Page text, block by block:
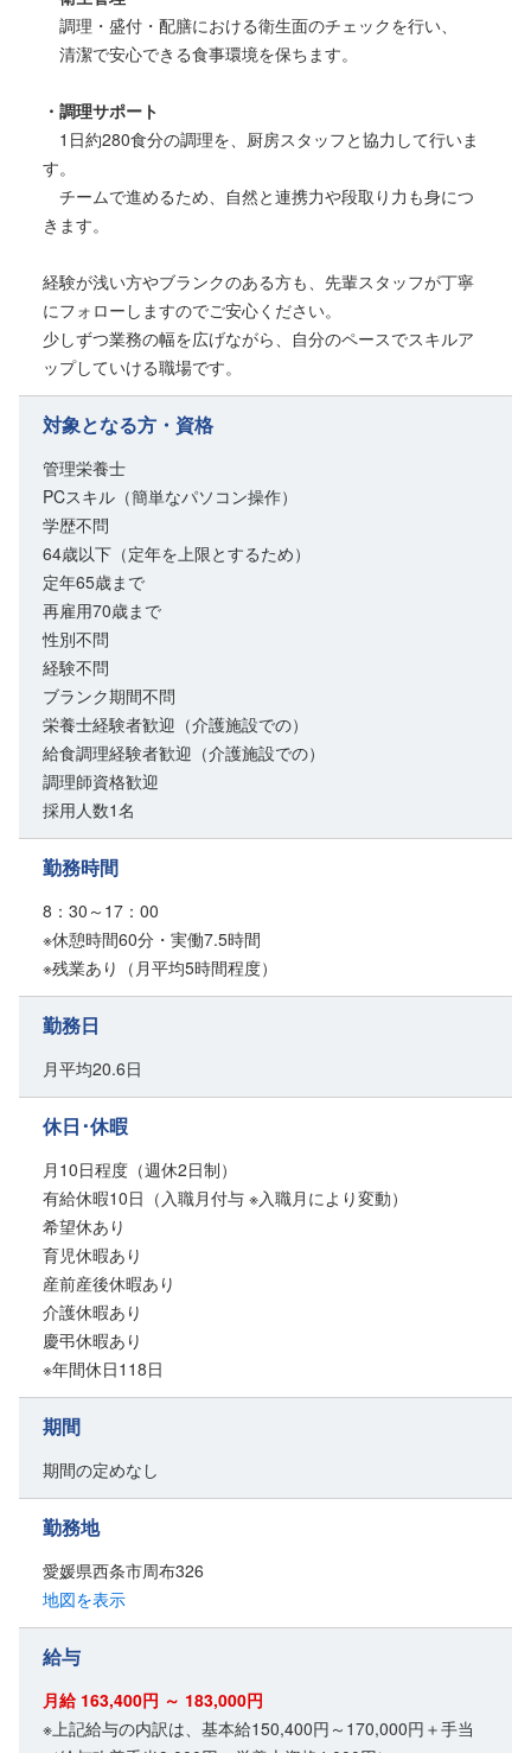
調理・盛付・配膳における衛生面のチェックを行い、
清潔で安心できる食事環境を保ちます。
・調理サポート
1日約280食分の調理を、厨房スタッフと協力して行いま
す。
チームで進めるため、自然と連携力や段取り力も身につ
きます。
経験が浅い方やブランクのある方も、先輩スタッフが丁寧
にフォローしますのでご安心ください。
少しずつ業務の幅を広げながら、自分のペースでスキルア
ップしていける職場です。
対象となる方・資格
管理栄養士
PCスキル（簡単なパソコン操作）
学歴不問
64歳以下（定年を上限とするため）
定年65歳まで
再雇用70歳まで
性別不問
経験不問
ブランク期間不問
栄養士経験者歓迎（介護施設での）
給食調理経験者歓迎（介護施設での）
調理師資格歓迎
採用人数1名
勤務時間
8：30～17：00
※休憩時間60分・実働7.5時間
※残業あり（月平均5時間程度）
勤務日
月平均20.6日
休日･休暇
月10日程度（週休2日制）
有給休暇10日（入職月付与 ※入職月により変動）
希望休あり
育児休暇あり
産前産後休暇あり
介護休暇あり
慶弔休暇あり
※年間休日118日
期間
期間の定めなし
勤務地
愛媛県西条市周布326
地図を表示
給与
月給 163,400円 ～ 183,000円
※上記給与の内訳は、基本給150,400円～170,000円＋手当